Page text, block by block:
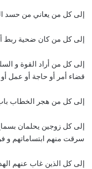
إلى كل من يعاني من حسد
إلى كل من كان ضحية
إلى كل من أراد القوة و
قضاء أمر أو حاجة أو عمل أو
إلى كل من هجر الخطاب باب
إلى كل زوجين يحلمان
سرقت منهم ابتساماتهم و
إلى كل الذين غاب عنهم